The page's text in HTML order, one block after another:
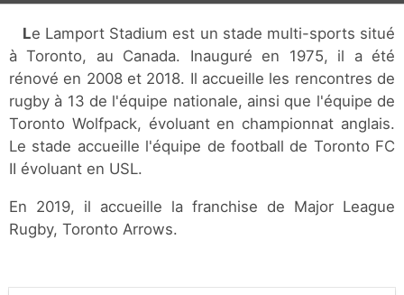
Le Lamport Stadium est un stade multi-sports situé
à Toronto, au Canada. Inauguré en 1975, il a été
rénové en 2008 et 2018. Il accueille les rencontres de
rugby à 13 de l'équipe nationale, ainsi que l'équipe de
Toronto Wolfpack, évoluant en championnat anglais.
Le stade accueille l'équipe de football de Toronto FC
II évoluant en USL.
En 2019, il accueille la franchise de Major League
Rugby, Toronto Arrows.